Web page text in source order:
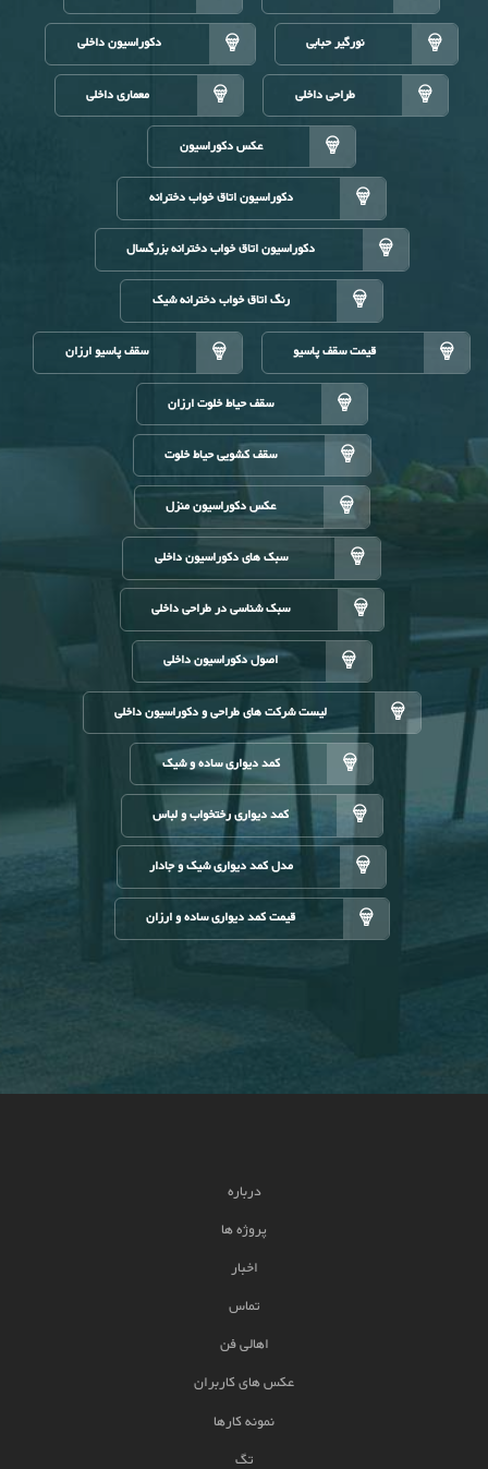
نورگیر حبابی دکوراسیون داخلی
طراحی داخلی معماری داخلی
عکس دکوراسیون
دکوراسیون اتاق خواب دخترانه
دکوراسیون اتاق خواب دخترانه بزرگسال
رنگ اتاق خواب دخترانه شیک
قیمت سقف پاسیو سقف پاسیو ارزان
سقف حیاط خلوت ارزان
سقف کشویی حیاط خلوت
عکس دکوراسیون منزل
سبک های دکوراسیون داخلی
سبک شناسی در طراحی داخلی
اصول دکوراسیون داخلی
لیست شرکت های طراحی و دکوراسیون داخلی
کمد دیواری ساده و شیک
کمد دیواری رختخواب و لباس
مدل کمد دیواری شیک و جادار
قیمت کمد دیواری ساده و ارزان
درباره
پروژه ها
اخبار
تماس
اهالی فن
عکس های کاربران
نمونه کارها
تگ